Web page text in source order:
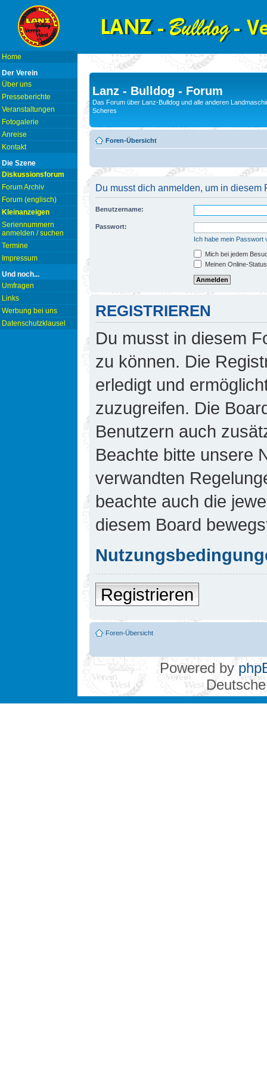
Home
Der Verein
Über uns
Presseberichte
Veranstaltungen
Fotogalerie
Anreise
Kontakt
Die Szene
Diskussionsforum
Forum Archiv
Forum (englisch)
Kleinanzeigen
Seriennummern
anmelden / suchen
Termine
Impressum
Und noch...
Umfragen
Links
Werbung bei uns
Datenschutzklausel
Lanz - Bulldog - Forum
Das Forum über Lanz-Bulldog und alle anderen
Scheres
Foren-Übersicht
Du musst dich anmelden, um in diesem
Benutzername:
Passwort:
Ich habe mein Passwort
Mich bei jedem
Meinen Online-
REGISTRIEREN
Du musst in diesem
zu können. Die
erledigt und
zuzugreifen. Die
Benutzern auch
Beachte bitte unsere
verwandten
beachte auch die
diesem Board
Registrieren
Foren-Übersicht
Powered by